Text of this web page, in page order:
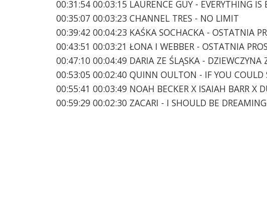
00:31:54 00:03:15 LAURENCE GUY - EVERYTHING IS
00:35:07 00:03:23 CHANNEL TRES - NO LIMIT
00:39:42 00:04:23 KAŚKA SOCHACKA - OSTATNIA
00:43:51 00:03:21 ŁONA I WEBBER - OSTATNIA
00:47:10 00:04:49 DARIA ZE ŚLĄSKA - DZIEWCZYNA
00:53:05 00:02:40 QUINN OULTON - IF YOU COULD
00:55:41 00:03:49 NOAH BECKER X ISAIAH BARR X
00:59:29 00:02:30 ZACARI - I SHOULD BE